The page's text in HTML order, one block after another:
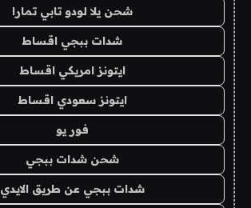
شحن يلا لودو تابي تمارا
شدات ببجي اقساط
ايتونز امريكي اقساط
ايتونز سعودي اقساط
فور يو
شحن شدات ببجي
شدات ببجي عن طريق الايدي